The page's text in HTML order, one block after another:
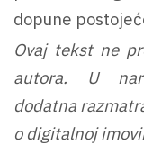
dopune
Ovaj tekst ne
autora. U
dodatna
o digitalnoj